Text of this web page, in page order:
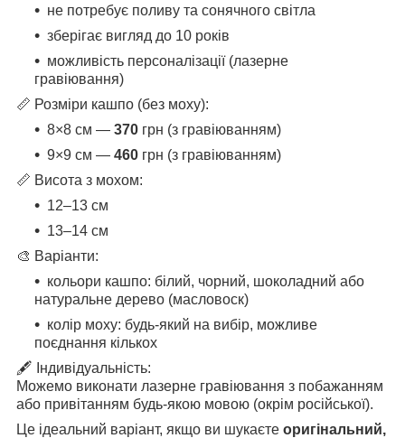
не потребує поливу та сонячного світла
зберігає вигляд до 10 років
можливість персоналізації (лазерне
гравіювання)
📏 Розміри кашпо (без моху):
8×8 см — 370 грн (з гравіюванням)
9×9 см — 460 грн (з гравіюванням)
📏 Висота з мохом:
12–13 см
13–14 см
🎨 Варіанти:
кольори кашпо: білий, чорний, шоколадний або
натуральне дерево (масловоск)
колір моху: будь-який на вибір, можливе
поєднання кількох
🖋 Індивідуальність:
Можемо виконати лазерне гравіювання з побажанням
або привітанням будь-якою мовою (окрім російської).
Це ідеальний варіант, якщо ви шукаєте оригінальний,